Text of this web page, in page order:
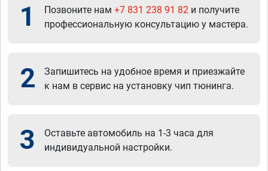
1 Позвоните нам +7 831 238 91 82 и получите
профессиональную консультацию у мастера.
2
Запишитесь на удобное время и приезжайте
к нам в сервис на установку чип тюнинга.
3
Оставьте автомобиль на 1-3 часа для
индивидуальной настройки.